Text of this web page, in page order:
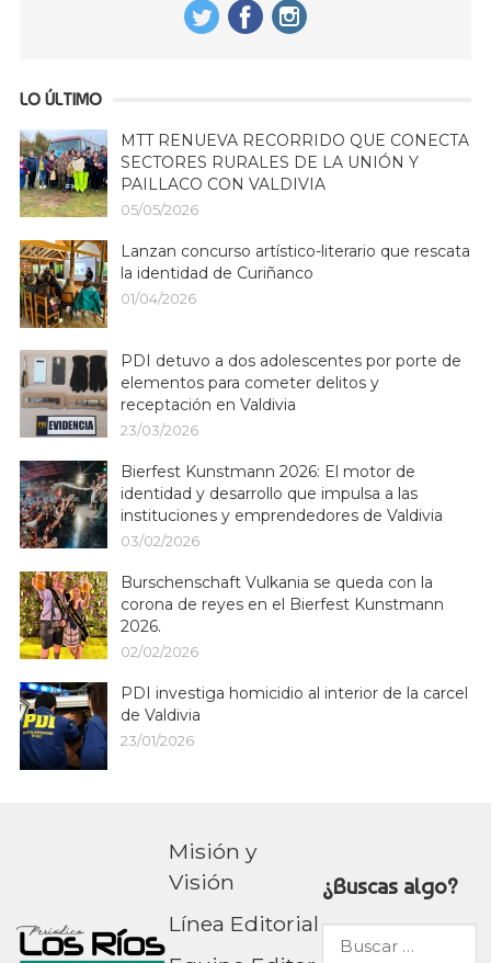
LO ÚLTIMO
MTT RENUEVA RECORRIDO QUE CONECTA
SECTORES RURALES DE LA UNIÓN Y
PAILLACO CON VALDIVIA
05/05/2026
Lanzan concurso artístico-literario que rescata
la identidad de Curiñanco
01/04/2026
PDI detuvo a dos adolescentes por porte de
elementos para cometer delitos y
receptación en Valdivia
23/03/2026
Bierfest Kunstmann 2026: El motor de
identidad y desarrollo que impulsa a las
instituciones y emprendedores de Valdivia
03/02/2026
Burschenschaft Vulkania se queda con la
corona de reyes en el Bierfest Kunstmann
2026.
02/02/2026
PDI investiga homicidio al interior de la carcel
de Valdivia
23/01/2026
Misión y
Visión
Línea Editorial
¿Buscas algo?
Buscar